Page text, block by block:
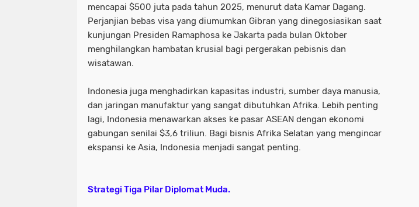
mencapai $500 juta pada tahun 2025, menurut data Kamar Dagang.
Perjanjian bebas visa yang diumumkan Gibran yang dinegosiasikan saat
kunjungan Presiden Ramaphosa ke Jakarta pada bulan Oktober
menghilangkan hambatan krusial bagi pergerakan pebisnis dan
wisatawan.
Indonesia juga menghadirkan kapasitas industri, sumber daya manusia,
dan jaringan manufaktur yang sangat dibutuhkan Afrika. Lebih penting
lagi, Indonesia menawarkan akses ke pasar ASEAN dengan ekonomi
gabungan senilai $3,6 triliun. Bagi bisnis Afrika Selatan yang mengincar
ekspansi ke Asia, Indonesia menjadi sangat penting.
Strategi Tiga Pilar Diplomat Muda.